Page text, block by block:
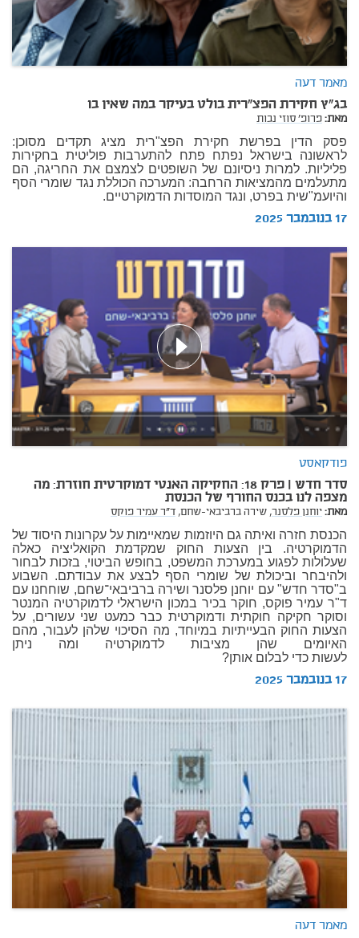
מאמר דעה
בג"ץ חקירת הפצ"רית בולט בעיקר במה שאין בו
מאת:פרופ' סוזי נבות
פסק הדין בפרשת חקירת הפצ"רית מציג תקדים מסוכן:
לראשונה בישראל נפתח פתח להתערבות פוליטית בחקירות
פליליות. למרות ניסיונם של השופטים לצמצם את החריגה, הם
מתעלמים מהמציאות הרחבה: המערכה הכוללת נגד שומרי הסף
והיועמ"שית בפרט, ונגד המוסדות הדמוקרטיים.
17 בנובמבר 2025
פודקאסט
סדר חדש | פרק 18: החקיקה האנטי דמוקרטית חוזרת: מה
מצפה לנו בכנס החורף של הכנסת
מאת:יוחנן פלסנר,שירה ברביבאי-שחם,ד"ר עמיר פוקס
הכנסת חזרה ואיתה גם היוזמות שמאיימות על עקרונות היסוד של
הדמוקרטיה. בין הצעות החוק שמקדמת הקואליציה כאלה
שעלולות לפגוע במערכת המשפט, בחופש הביטוי, בזכות לבחור
ולהיבחר וביכולת של שומרי הסף לבצע את עבודתם. השבוע
ב"סדר חדש" עם יוחנן פלסנר ושירה ברביבאי־שחם, שוחחנו עם
ד"ר עמיר פוקס, חוקר בכיר במכון הישראלי לדמוקרטיה המנטר
וסוקר חקיקה חוקתית ודמוקרטית כבר כמעט שני עשורים, על
הצעות החוק הבעייתיות במיוחד, מה הסיכוי שלהן לעבור, מהם
האיומים שהן מציבות לדמוקרטיה ומה ניתן
לעשות כדי לבלום אותן?
17 בנובמבר 2025
מאמר דעה